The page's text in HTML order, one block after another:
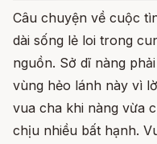
Câu chuyện về cuộc
dài sống lẻ loi trong
nguồn. Sở dĩ nàng
vùng hẻo lánh này vì
vua cha khi nàng vừa
chịu nhiều bất hạnh.